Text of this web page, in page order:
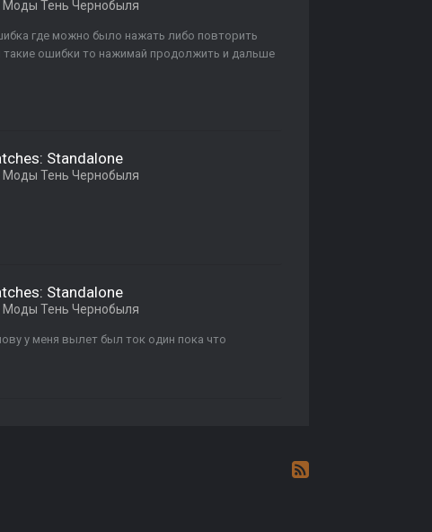
Моды Тень Чернобыля
где можно было нажать либо повторить
ошибки то нажимай продолжить и дальше
Standalone
Моды Тень Чернобыля
Standalone
Моды Тень Чернобыля
у меня вылет был ток один пока что